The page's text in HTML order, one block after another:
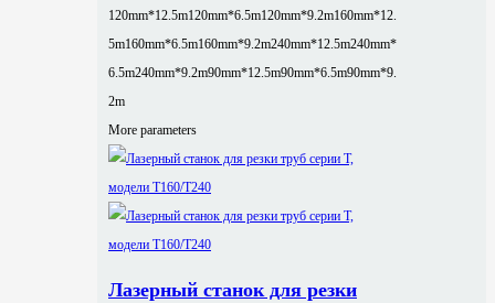
120mm*12.5m120mm*6.5m120mm*9.2m160mm*12.
5m160mm*6.5m160mm*9.2m240mm*12.5m240mm*
6.5m240mm*9.2m90mm*12.5m90mm*6.5m90mm*9.
2m
More parameters
Лазерный станок для резки